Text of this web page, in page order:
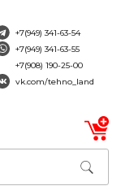
+7(949) 341-63-54
+7(949) 341-63-55
+7(908) 190-25-00
vk.com/tehno_land